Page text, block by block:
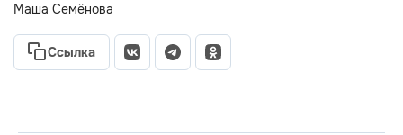
Маша Семёнова
Ссылка